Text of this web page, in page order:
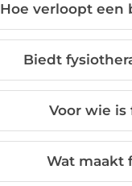
Hoe verloopt een
Biedt
Voor wie
Wat maakt